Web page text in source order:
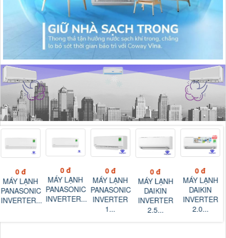
0 đ
MÁY LẠNH
PANASONIC
INVERTER...
0 đ
MÁY LẠNH
PANASONIC
INVERTER...
0 đ
MÁY LẠNH
PANASONIC
INVERTER
1...
0 đ
MÁY LẠNH
DAIKIN
INVERTER
2.5...
0 đ
MÁY LẠNH
DAIKIN
INVERTER
2.0...